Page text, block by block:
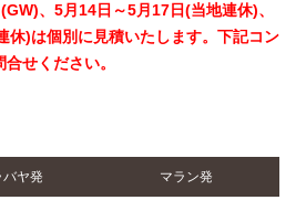
、5月14日～5月17日(当地連休)、
休)は個別に見積いたします。下記コン
せください。
バヤ発 マラン発